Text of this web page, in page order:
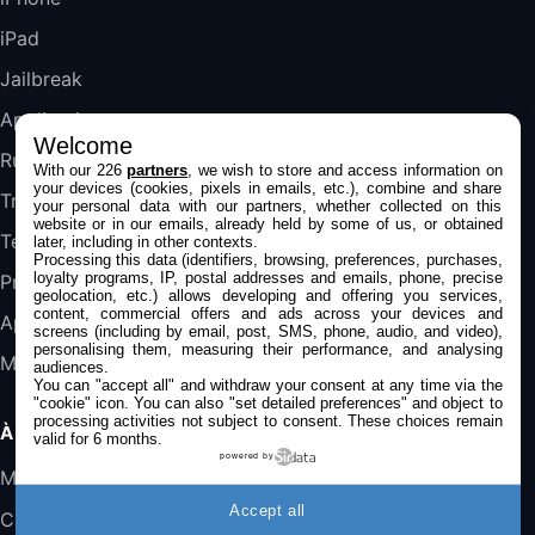
Jeu FIFA 20 sur PC (code à télécharger)
45,98€57,99€Rue Du Commerce (Vendeur Tiers)
iPad
Jailbreak
Applications
Rumeurs
Trucs & astuces
Tests
Promos
Apple
Mac
À PROPOS
Mentions légales
Confidentialité
Welcome
With our 226partners , we wish to store and access information on
your devices (cookies, pixels in emails, etc.), combine and share
your personal data with our partners, whether collected on this
website or in our emails, already held by some of us, or obtained
later, including in other contexts.
Processing this data (identifiers, browsing, preferences, purchases,
loyalty programs, IP, postal addresses and emails, phone, precise
geolocation, etc.) allows developing and offering you services,
content, commercial offers and ads across your devices and
screens (including by email, post, SMS, phone, audio, and video),
personalising them, measuring their performance, and analysing
audiences.
You can "accept all" and withdraw your consent at any time via the
"cookie" icon. You can also "set detailed preferences" and object to
processing activities not subject to consent. These choices remain
valid for 6 months.
powered by
Accept all